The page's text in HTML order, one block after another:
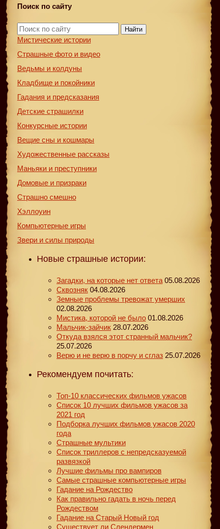
Поиск по сайту
Найти
Мистические истории
Страшные фото и видео
Ведьмы и колдуны
Кладбище и покойники
Гадания и предсказания
Детские страшилки
Конкурсные истории
Вещие сны и кошмары
Художественные рассказы
Маньяки и преступники
Домовые и призраки
Страшно смешно
Хэллоуин
Компьютерные игры
Звери и силы природы
Новые страшные истории:
Загадки, на которые нет ответа 05.08.2026
Сквозняк 04.08.2026
Земные проблемы тревожат умерших
02.08.2026
Мистика, которой не было 01.08.2026
Мальчик-зайчик 28.07.2026
Откуда взялся этот странный мальчик?
25.07.2026
Верю и не верю в порчу и сглаз 25.07.2026
Рекомендуем почитать:
Топ-10 классических фильмов ужасов
Список 10 лучших фильмов ужасов за
2021 год
Подборка лучших фильмов ужасов 2020
года
Страшные мультики
Список триллеров с непредсказуемой
развязкой
Лучшие фильмы про вампиров
Самые страшные компьютерные игры
Гадание на Рождество
Как правильно гадать в ночь перед
Рождеством
Гадание на Старый Новый год
Существует ли Слендермен